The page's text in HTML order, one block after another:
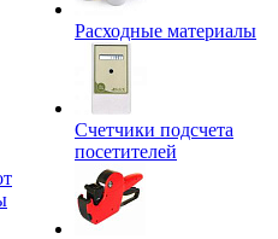
Расходные материалы
Счетчики подсчета
посетителей